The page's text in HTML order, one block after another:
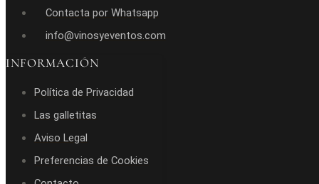
Contacta por Whatsapp
info@vinosyeventos.com
INFORMACIÓN
Política de Privacidad
Las galletitas
Aviso Legal
Preferencias de Cookies